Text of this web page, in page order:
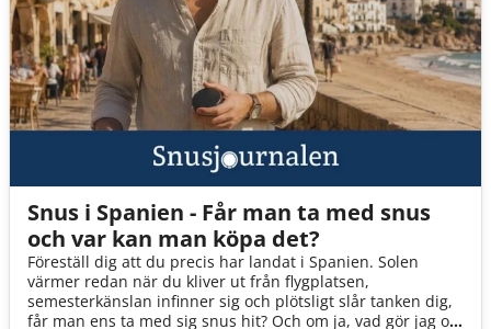
Snus i Spanien - Får man ta med snus
och var kan man köpa det?
Föreställ dig att du precis har landat i Spanien. Solen
värmer redan när du kliver ut från flygplatsen,
semesterkänslan infinner sig och plötsligt slår tanken dig,
får man ens ta med sig snus hit? Och om ja, vad gör jag om